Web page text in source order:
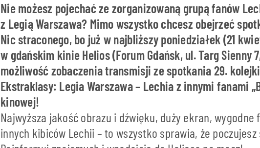
Nie możesz pojechać ze zorganizowaną grupą fanów
z Legią Warszawa? Mimo wszystko chcesz obejrzeć
Nic straconego, bo już w najbliższy poniedziałek (21
w gdańskim kinie Helios (Forum Gdańsk, ul. Targ Sienny
możliwość zobaczenia transmisji ze spotkania 29. kolejki
Ekstraklasy: Legia Warszawa – Lechia z innymi fanami
kinowej!
Najwyższa jakość obrazu i dźwięku, duży ekran,
innych kibiców Lechii – to wszystko sprawia, że